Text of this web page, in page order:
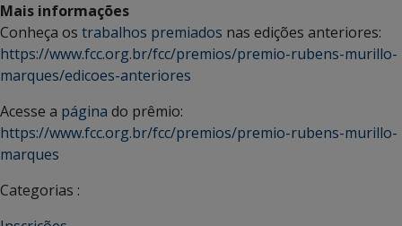
Mais informações
Conheça os trabalhos premiados nas edições anteriores:
https://www.fcc.org.br/fcc/premios/premio-rubens-murillo-
marques/edicoes-anteriores
Acesse a página do prêmio:
https://www.fcc.org.br/fcc/premios/premio-rubens-murillo-
marques
Categorias :